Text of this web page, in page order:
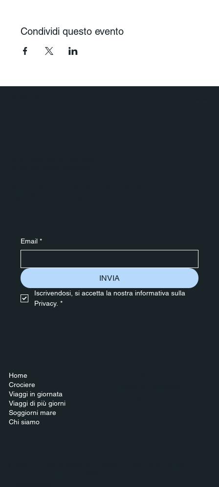
Condividi questo evento
Email *
INVIA
Iscrivendosi, si accetta la nostra informativa sulla
Privacy. *
Home
Crociere
Viaggi in giornata
Viaggi di più giorni
Soggiorni mare
Chi siamo